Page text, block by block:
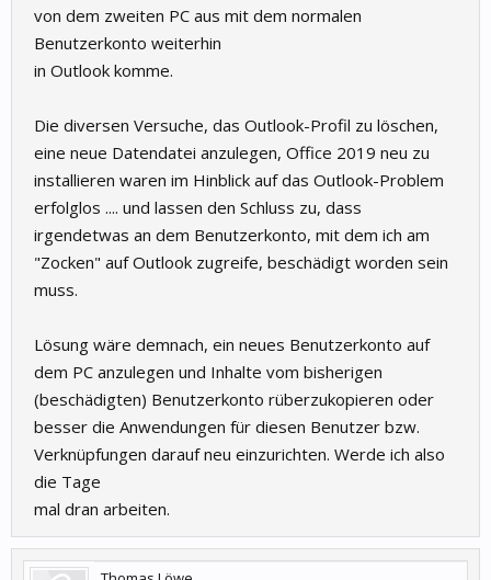
von dem zweiten PC aus mit dem normalen
Benutzerkonto weiterhin
in Outlook komme.
Die diversen Versuche, das Outlook-Profil zu löschen,
eine neue Datendatei anzulegen, Office 2019 neu zu
installieren waren im Hinblick auf das Outlook-Problem
erfolglos .... und lassen den Schluss zu, dass
irgendetwas an dem Benutzerkonto, mit dem ich am
"Zocken" auf Outlook zugreife, beschädigt worden sein
muss.
Lösung wäre demnach, ein neues Benutzerkonto auf
dem PC anzulegen und Inhalte vom bisherigen
(beschädigten) Benutzerkonto rüberzukopieren oder
besser die Anwendungen für diesen Benutzer bzw.
Verknüpfungen darauf neu einzurichten. Werde ich also
die Tage
mal dran arbeiten.